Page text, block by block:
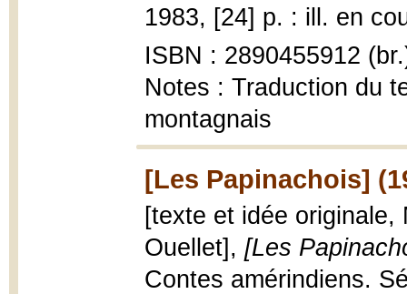
1983, [24] p. : ill. en
ISBN : 2890455912
Notes : Traduction du
montagnais
[Les Papinachois]
[texte et idée
Ouellet], [Les
Contes amérindiens.